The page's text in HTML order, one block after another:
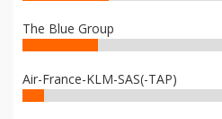
The Blue Group
Air-France-KLM-SAS(-TAP)